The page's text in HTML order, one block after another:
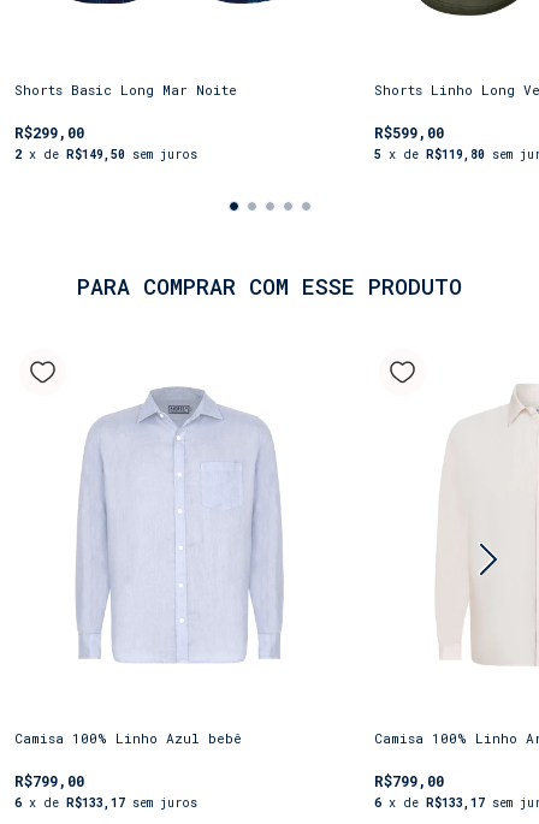
e a segurança de uma peça pensada para você.
Shorts Basic Long Mar Noite
R$299,00
2 x de R$149,50 sem juros
Shorts Linho Long
R$599,00
5 x de R$119,80 sem
PARA COMPRAR COM ESSE PRODUTO
Camisa 100% Linho Azul bebê
R$799,00
6 x de R$133,17 sem juros
Camisa 100% Linho
R$799,00
6 x de R$133,17 sem